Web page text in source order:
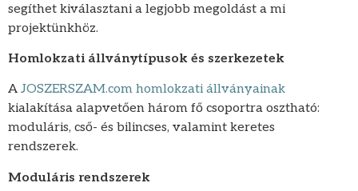
segíthet kiválasztani a legjobb megoldást a mi
projektünkhöz.
Homlokzati állványtípusok és szerkezetek
A JOSZERSZAM.com homlokzati állványainak
kialakítása alapvetően három fő csoportra osztható:
moduláris, cső- és bilincses, valamint keretes
rendszerek.
Moduláris rendszerek